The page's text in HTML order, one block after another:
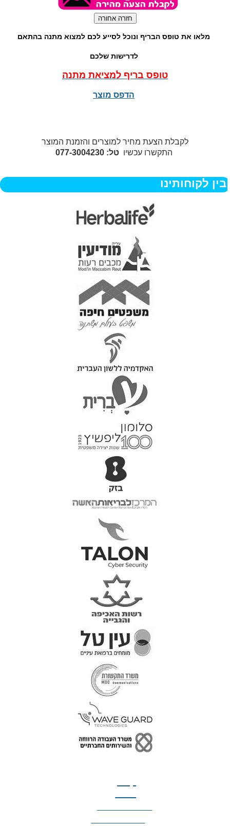
מלאו את טופס הבריף ונוכל לסייע לכם למצוא מתנה בהתאם
לדרישות שלכם
טופס בריף למציאת מתנה
הדפס מוצר
לקבלת הצעת מחיר למוצרים והזמנת המוצר
התקשרו עכשיו טל: 077-3004230
בין לקוחותינו